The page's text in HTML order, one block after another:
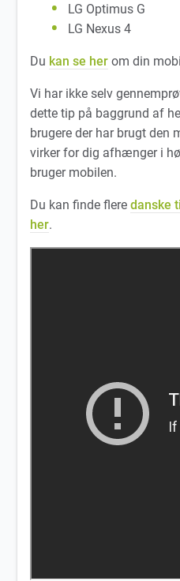
LG Optimus G
LG Nexus 4
Du kan se her om din
Vi har ikke selv
dette tip på baggrund af
brugere der har brugt den
virker for dig afhænger i
bruger mobilen.
Du kan finde fleredanske
her.